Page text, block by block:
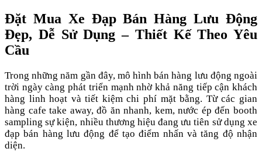
Đặt Mua Xe Đạp Bán Hàng Lưu Động
Đẹp, Dễ Sử Dụng – Thiết Kế Theo Yêu
Cầu
Trong những năm gần đây, mô hình bán hàng lưu động ngoài
trời ngày càng phát triển mạnh nhờ khả năng tiếp cận khách
hàng linh hoạt và tiết kiệm chi phí mặt bằng. Từ các gian
hàng cafe take away, đồ ăn nhanh, kem, nước ép đến booth
sampling sự kiện, nhiều thương hiệu đang ưu tiên sử dụng xe
đạp bán hàng lưu động để tạo điểm nhấn và tăng độ nhận
diện.